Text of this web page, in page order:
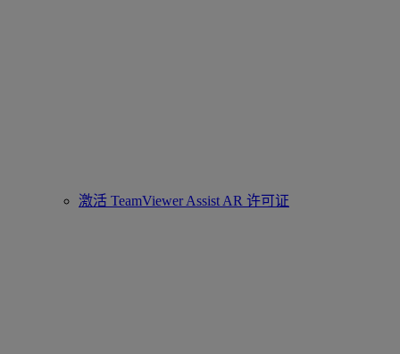
激活 TeamViewer Assist AR 许可证